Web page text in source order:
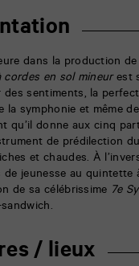
dans la production
cordes en sol mineurest
des sentiments, la
la symphonie et même
qu’il donne aux cinq
de prédilection
et chaudes. À
de jeunesse au quintette
de sa célébrissime 7e
/ lieux